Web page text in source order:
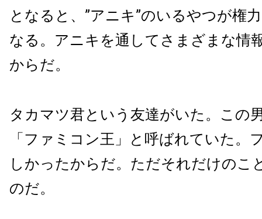
となると、”アニキ”のいるやつが権
なる。アニキを通してさまざまな情
からだ。
タカマツ君という友達がいた。この
「ファミコン王」と呼ばれていた。
しかったからだ。ただそれだけのこ
のだ。